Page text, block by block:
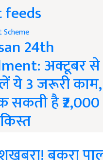
24th
अक्टूबर
ये 3 जरूरी
सकती है